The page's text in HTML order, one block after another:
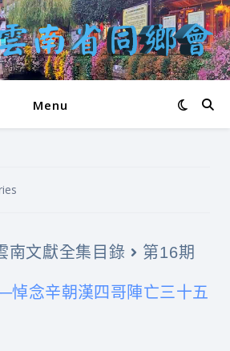
Menu
南文獻全集目錄 第16期
悼念辛朝漢四哥陣亡三十五